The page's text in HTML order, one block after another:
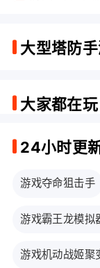
大型塔防
大家都在玩
24小时更
游戏夺命狙击手
游戏霸王龙模拟
游戏机动战姬聚